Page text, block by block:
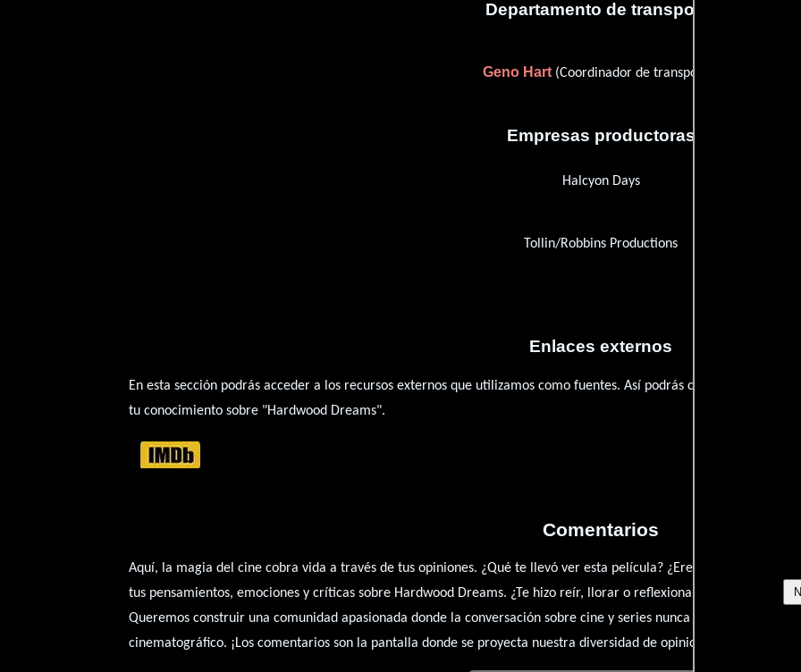
Departamento de transporte
Geno Hart(Coordinador de transporte)
Empresas productoras
Halcyon Days
Tollin/Robbins Productions
Enlaces externos
En esta sección podrás acceder a los recursos externos que utilizamos como fuentes. Así podrás chequear toda
tu conocimiento sobre "Hardwood Dreams".
Comentarios
Aquí, la magia del cine cobra vida a través de tus opiniones. ¿Qué te llevó ver esta película? ¿Eres fan de Michael
tus pensamientos, emociones y críticas sobre Hardwood Dreams. ¿Te hizo reír, llorar o reflexionar? Este es el
Queremos construir una comunidad apasionada donde la conversación sobre cine y series nunca se detenga.
cinematográfico. ¡Los comentarios son la pantalla donde se proyecta nuestra diversidad de opiniones!